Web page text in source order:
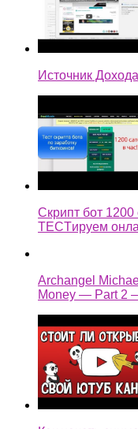
Источник
Скрипт бот
TECTируем
Archangel
Money — Part 2